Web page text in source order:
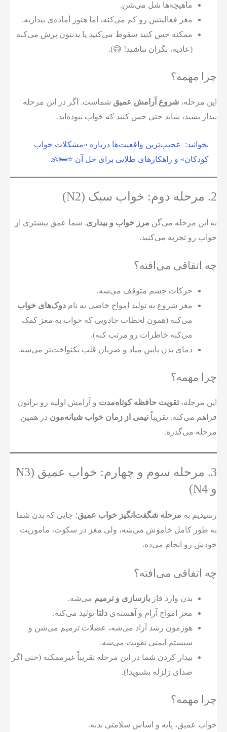
ماهیچه‌ها شل می‌شن.
مغز فعالیتش رو کم می‌کنه، اما هنوز آماده‌ی بیداریه.
ممکنه حس کنید سقوط می‌کنید یا بدنتون پرش می‌کنه
(عادیه، نگران نباشید! 😅).
چرا مهمه؟
این مرحله، شروع آرامش عمیق شماست. اگر در این مرحله
بیدار بشید، شاید حتی حس کنید که خواب نبوده‌اید.
بخوانید:
عجیب‌ترین واقعیت‌ها درباره «مشکلات خواب
کودکان» و راهکارهای طلایی برای حل آن ⭐🛏️👶
2. مرحله دوم: خواب سبک (N2)
به این مرحله می‌گن مرز خواب و بیداری. شما عمق بیشتری از
خواب رو تجربه می‌کنید.
چه اتفاقی می‌افته؟
حرکات چشم متوقف می‌شه.
مغز شروع به تولید امواج خاصی به نام دوک‌های خواب
می‌کنه (همون لحظات جادویی که خواب به مغز کمک
می‌کنه خاطرات رو مرتب کنه).
دمای بدن پایین میاد و ضربان قلب یکنواخت‌تر می‌شه.
چرا مهمه؟
این مرحله،تقویت حافظه کوتاه‌مدت و آرامش اولیه رو براتون
فراهم می‌کنه. تقریباً نیمی از زمان خواب شبانه‌مون در همین
مرحله می‌گذره.
3. مرحله سوم و چهارم: خواب عمیق (N3
و N4)
رسیدیم به مرحله شگفت‌انگیز خواب عمیق؛ جایی که بدن شما
به طور کامل خاموش می‌شه، ولی مغز در سکوت، ماموریت
خودش رو انجام می‌ده.
چه اتفاقی می‌افته؟
بدن وارد فاز بازسازی و ترمیم می‌شه.
مغز امواج آرام و آهسته‌ی دلتا تولید می‌کنه.
هورمون رشد آزاد می‌شه، عضلات ترمیم می‌شن و
سیستم ایمنی تقویت می‌شه.
بیدار کردن شما در این مرحله تقریباً غیرممکنه (حتی اگر
صدای زلزله بشنوید!).
چرا مهمه؟
خواب عمیق، پایه و اساس سلامتی بدنه.